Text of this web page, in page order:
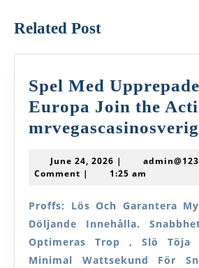
Related Post
Spel Med
Europa Join the
June 24, 2026 June
24,
| admin@123
Comment | 1:25 am
Proffs: Lös Och Garantera Mynt Affärer Med
Döljande Innehålla.
Optimeras Trop , Slö Töja
Minimal Wattsekund För